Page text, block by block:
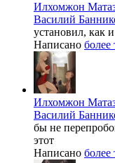
Илхомжон
Василий
установил, как
Написано более
Илхомжон
Василий
бы не
этот
Написано более